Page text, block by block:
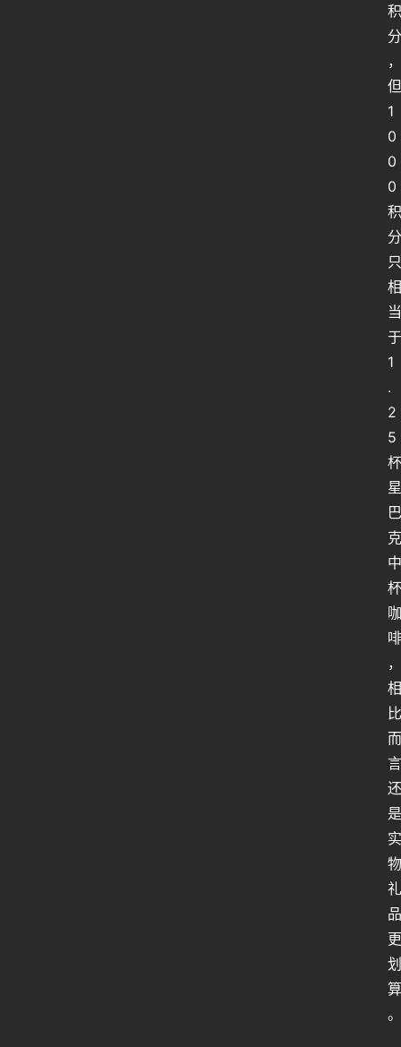
积
分
，
但
1
0
0
0
积
分
只
相
当
于
1
.
2
5
杯
星
巴
克
中
杯
咖
啡
，
相
比
而
言
还
是
实
物
礼
品
更
划
算
。